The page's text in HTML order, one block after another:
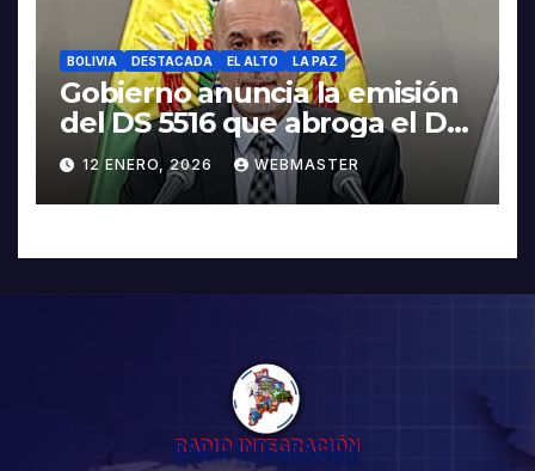
BOLIVIA DESTACADA EL ALTO LA PAZ
Gobierno anuncia la emisión
del DS 5516 que abroga el DS
5503
12 ENERO, 2026 WEBMASTER